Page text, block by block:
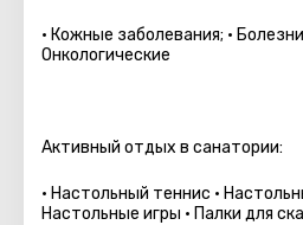
• Кожные заболевания; • Болезни
Онкологические
Активный отдых в санатории:
• Настольный теннис •
Настольные игры • Палки для